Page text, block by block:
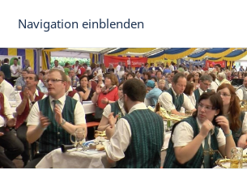
Navigation einblenden